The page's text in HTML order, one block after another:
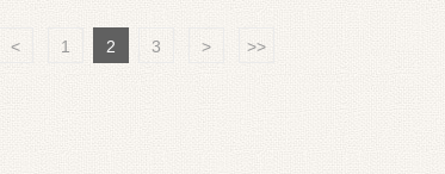
< 1 2 3 > >>